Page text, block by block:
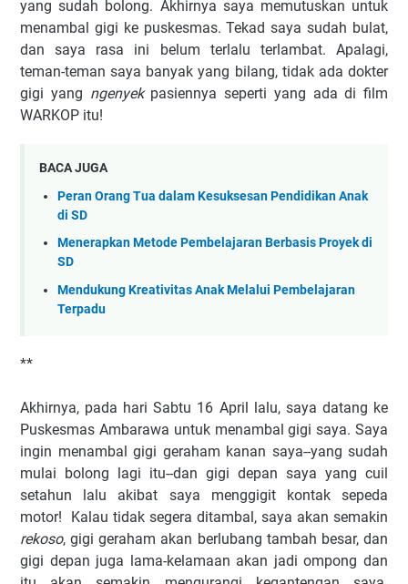
yang sudah bolong. Akhirnya saya memutuskan untuk
menambal gigi ke puskesmas. Tekad saya sudah bulat,
dan saya rasa ini belum terlalu terlambat. Apalagi,
teman-teman saya banyak yang bilang, tidak ada dokter
gigi yang ngenyekpasiennya seperti yang ada di film
WARKOP itu!
BACA JUGA
Peran Orang Tua dalam Kesuksesan Pendidikan Anak
di SD
Menerapkan Metode Pembelajaran Berbasis Proyek di
SD
Mendukung Kreativitas Anak Melalui Pembelajaran
Terpadu
**
Akhirnya, pada hari Sabtu 16 April lalu, saya datang ke
Puskesmas Ambarawa untuk menambal gigi saya. Saya
ingin menambal gigi geraham kanan saya--yang sudah
mulai bolong lagi itu--dan gigi depan saya yang cuil
setahun lalu akibat saya menggigit kontak sepeda
motor! Kalau tidak segera ditambal, saya akan semakin
rekoso, gigi geraham akan berlubang tambah besar, dan
gigi depan juga lama-kelamaan akan jadi ompong dan